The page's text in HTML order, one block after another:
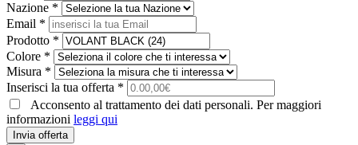
Nazione *
Email *
Prodotto *
Colore *
Misura *
Inserisci la tua offerta *
Acconsento al trattamento dei dati personali. Per maggiori
informazioni leggi qui
Invia offerta